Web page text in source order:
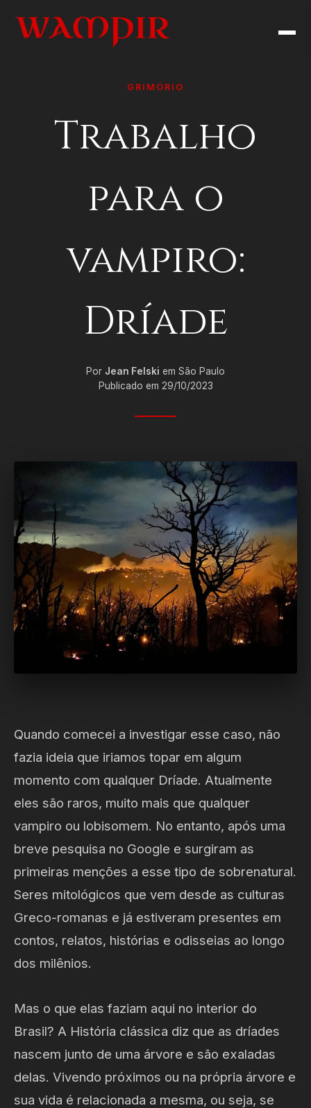
GRIMÓRIO
Trabalho
para o
vampiro:
Dríade
Por Jean Felski em São Paulo
Publicado em 29/10/2023
Quando comecei a investigar esse caso, não
fazia ideia que iriamos topar em algum
momento com qualquer Dríade. Atualmente
eles são raros, muito mais que qualquer
vampiro ou lobisomem. No entanto, após uma
breve pesquisa no Google e surgiram as
primeiras menções a esse tipo de sobrenatural.
Seres mitológicos que vem desde as culturas
Greco-romanas e já estiveram presentes em
contos, relatos, histórias e odisseias ao longo
dos milênios.
Mas o que elas faziam aqui no interior do
Brasil? A História clássica diz que as dríades
nascem junto de uma árvore e são exaladas
delas. Vivendo próximos ou na própria árvore e
sua vida é relacionada a mesma, ou seja, se